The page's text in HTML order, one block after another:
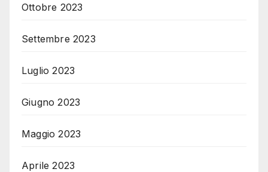
Ottobre 2023
Settembre 2023
Luglio 2023
Giugno 2023
Maggio 2023
Aprile 2023